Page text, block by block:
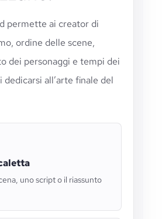
permette ai creator di
ordine delle scene,
dei personaggi e tempi dei
dedicarsi all’arte finale del
uno script o il riassunto